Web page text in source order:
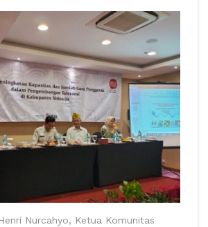
Nurcahyo, Ketua Komunitas